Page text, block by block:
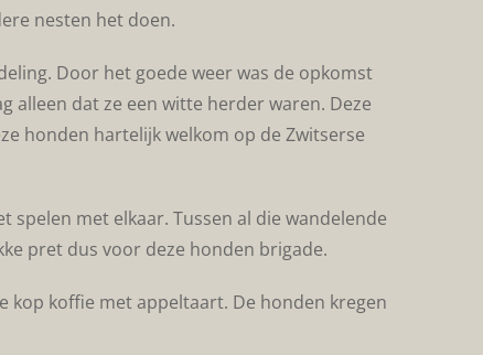
nesten het doen.
Door het goede weer was de opkomst
alleen dat ze een witte herder waren. Deze
honden hartelijk welkom op de Zwitserse
spelen met elkaar. Tussen al die wandelende
pret dus voor deze honden brigade.
kop koffie met appeltaart. De honden kregen